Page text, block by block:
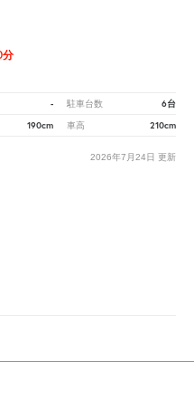
分
- 駐車台数 6台
190cm 車高 210cm
2026年7月24日 更新